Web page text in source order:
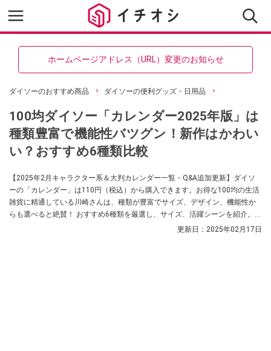
ホームページアドレス（URL）変更のお知らせ
ダイソーのおすすめ商品 ダイソーの便利グッズ・日用品
100均ダイソー「カレンダー2025年版」は
種類豊富で機能性バツグン！新作はかわい
い？おすすめ6種類比較
【2025年2月キャラクター系＆大判カレンダー一覧・Q&A追加更新】ダイソ
ーの「カレンダー」は110円（税込）から購入できます。お得な100均の生活
雑貨に精通している川崎さんは、種類が豊富でサイズ、デザイン、機能性か
らも選べると絶賛！ おすすめ6種類を厳選し、サイズ、活躍シーンを紹介。売
更新日： 2025年02月17日